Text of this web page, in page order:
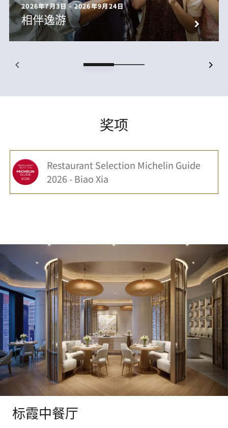
2026年7月3日 - 2026年9月24日
相伴逸游
奖项
Restaurant Selection Michelin Guide
2026 - Biao Xia
标霞中餐厅